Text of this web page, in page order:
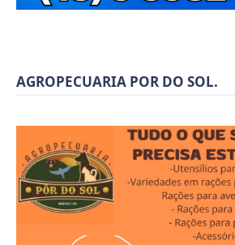
AGROPECUARIA POR DO SOL.